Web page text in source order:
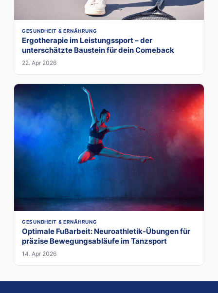
GESUNDHEIT & ERNÄHRUNG
Ergotherapie im Leistungssport – der
unterschätzte Baustein für dein Comeback
22. Apr 2026
GESUNDHEIT & ERNÄHRUNG
Optimale Fußarbeit: Neuroathletik-Übungen für
präzise Bewegungsabläufe im Tanzsport
14. Apr 2026